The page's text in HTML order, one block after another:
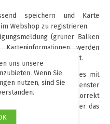
speichern und Karte
Webshop zu registrieren.
(grüner Balken
werden
angezeigt.
werden kann, wird dies mit
oben im Fenster
ob die Kartennummer korrekt
Sie sich bitte über das
Betreiber.
uns unsere
Wenn Sie
nutzen, sind Sie